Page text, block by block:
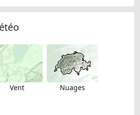
Vent Nuages